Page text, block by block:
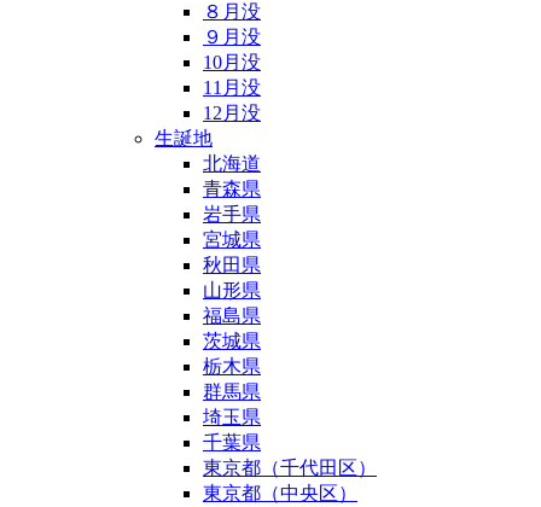
８月没
９月没
10月没
11月没
12月没
生誕地
北海道
青森県
岩手県
宮城県
秋田県
山形県
福島県
茨城県
栃木県
群馬県
埼玉県
千葉県
東京都（千代田区）
東京都（中央区）